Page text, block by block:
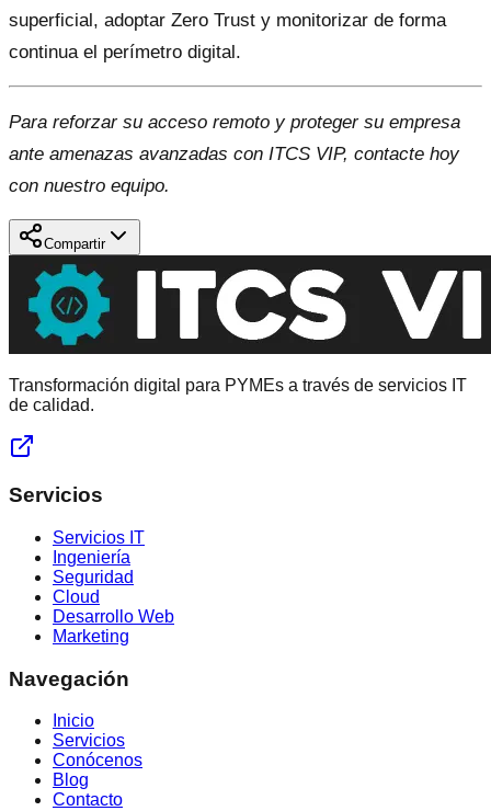
superficial, adoptar Zero Trust y monitorizar de forma
continua el perímetro digital.
Para reforzar su acceso remoto y proteger su empresa
ante amenazas avanzadas con ITCS VIP, contacte hoy
con nuestro equipo.
Compartir
Transformación digital para PYMEs a través de servicios IT
de calidad.
Servicios
Servicios IT
Ingeniería
Seguridad
Cloud
Desarrollo Web
Marketing
Navegación
Inicio
Servicios
Conócenos
Blog
Contacto